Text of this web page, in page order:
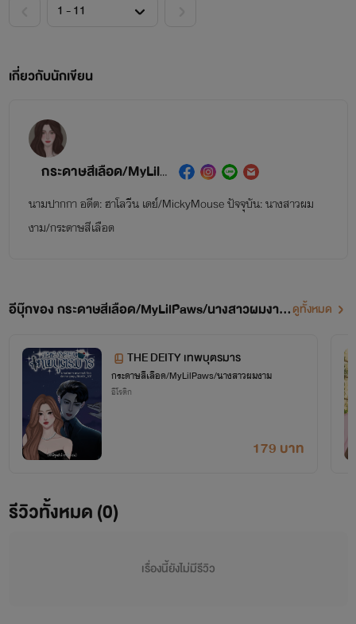
เกี่ยวกับนักเขียน
กระดาษสีเลือด/MyLilPaws/นางสาวผมงาม
นามปากกา อดีต: ฮาโลวีน เดย์/MickyMouse ปัจจุบัน: นางสาวผม
งาม/กระดาษสีเลือด
อีบุ๊กของ กระดาษสีเลือด/MyLilPaws/นางสาวผมงาม ดูทั้งหมด
THE DEITY เทพบุตรมาร
กระดาษสีเลือด/MyLilPaws/นางสาวผมงาม
อีโรติก
179 บาท
รีวิวทั้งหมด (0)
เรื่องนี้ยังไม่มีรีวิว